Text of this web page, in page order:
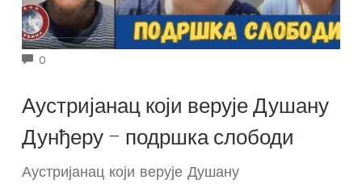
0
Аустријанац који верује Душану
Дунђеру – подршка слободи
Аустријанац који верује Душану